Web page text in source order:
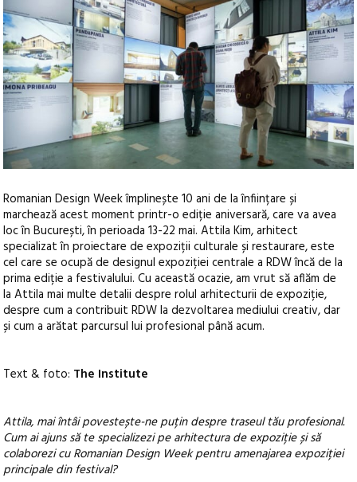
Romanian Design Week împlinește 10 ani de la înființare și
marchează acest moment printr-o ediție aniversară, care va avea
loc în București, în perioada 13-22 mai. Attila Kim, arhitect
specializat în proiectare de expoziții culturale și restaurare, este
cel care se ocupă de designul expoziției centrale a RDW încă de la
prima ediție a festivalului.Cu această ocazie, am vrut să aflăm de
la Attila mai multe detalii despre rolul arhitecturii de expoziție,
despre cum a contribuit RDW la dezvoltarea mediului creativ, dar
și cum a arătat parcursul lui profesional până acum.
Text & foto: The Institute
Attila, mai întâi povestește-ne puțin despre traseul tău profesional.
Cum ai ajuns să te specializezi pe arhitectura de expoziție și să
colaborezi cu Romanian Design Week pentru amenajarea expoziției
principale din festival?